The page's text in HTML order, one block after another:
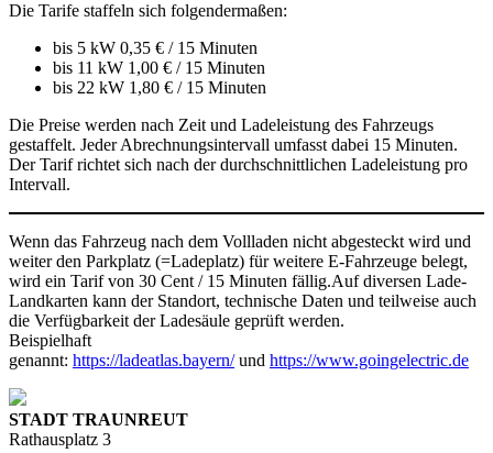
Die Tarife staffeln sich folgendermaßen:
bis 5 kW 0,35 € / 15 Minuten
bis 11 kW 1,00 € / 15 Minuten
bis 22 kW 1,80 € / 15 Minuten
Die Preise werden nach Zeit und Ladeleistung des Fahrzeugs
gestaffelt. Jeder Abrechnungsintervall umfasst dabei 15 Minuten.
Der Tarif richtet sich nach der durchschnittlichen Ladeleistung pro
Intervall.
Wenn das Fahrzeug nach dem Vollladen nicht abgesteckt wird und
weiter den Parkplatz (=Ladeplatz) für weitere E-Fahrzeuge belegt,
wird ein Tarif von 30 Cent / 15 Minuten fällig.Auf diversen Lade-
Landkarten kann der Standort, technische Daten und teilweise auch
die Verfügbarkeit der Ladesäule geprüft werden.
Beispielhaft
genannt: https://ladeatlas.bayern/und https://www.goingelectric.de
STADT TRAUNREUT
Rathausplatz 3